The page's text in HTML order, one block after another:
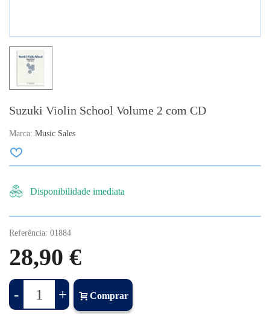
Suzuki Violin School Volume 2 com CD
Marca: Music Sales
Disponibilidade imediata
Referência: 01884
28,90 €
- + Comprar